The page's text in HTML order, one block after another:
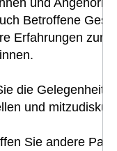
Betroffene
Erfahrungen zum
die Gelegenheit,
und
Sie andere